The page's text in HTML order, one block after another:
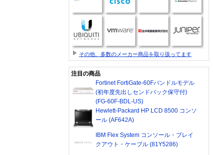
その他、多数のメーカー商品を取り扱ってます
注目の商品
Fortinet FortiGate-60Fバンドルモデル
(初年度先出しセンドバック保守付)
(FG-60F-BDL-US)
Hewlett-Packard HP LCD 8500 コンソ
ール (AF642A)
IBM Flex System コンソール・ブレイ
クアウト・ケーブル (81Y5286)